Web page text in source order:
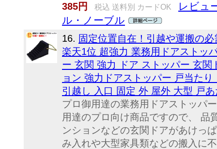
385円
税込 送料別 カードOK
レビュ
ル・ノーブル
16. 固定位置自在！引越や運搬の
楽天1位 超強力 業務用ドアストッ
ー 玄関 強力 ドア ストッパー 玄
ョン 強力ドアストッパー 戸当た
引越し 入口 固定 外 屋外 大型 戸
プロ御用達の業務用ドアストッパ
用達のプロ向け商品ですので、 品
ンションなどの玄関ドアがあけっ
み入れや大型家具類などの搬入に